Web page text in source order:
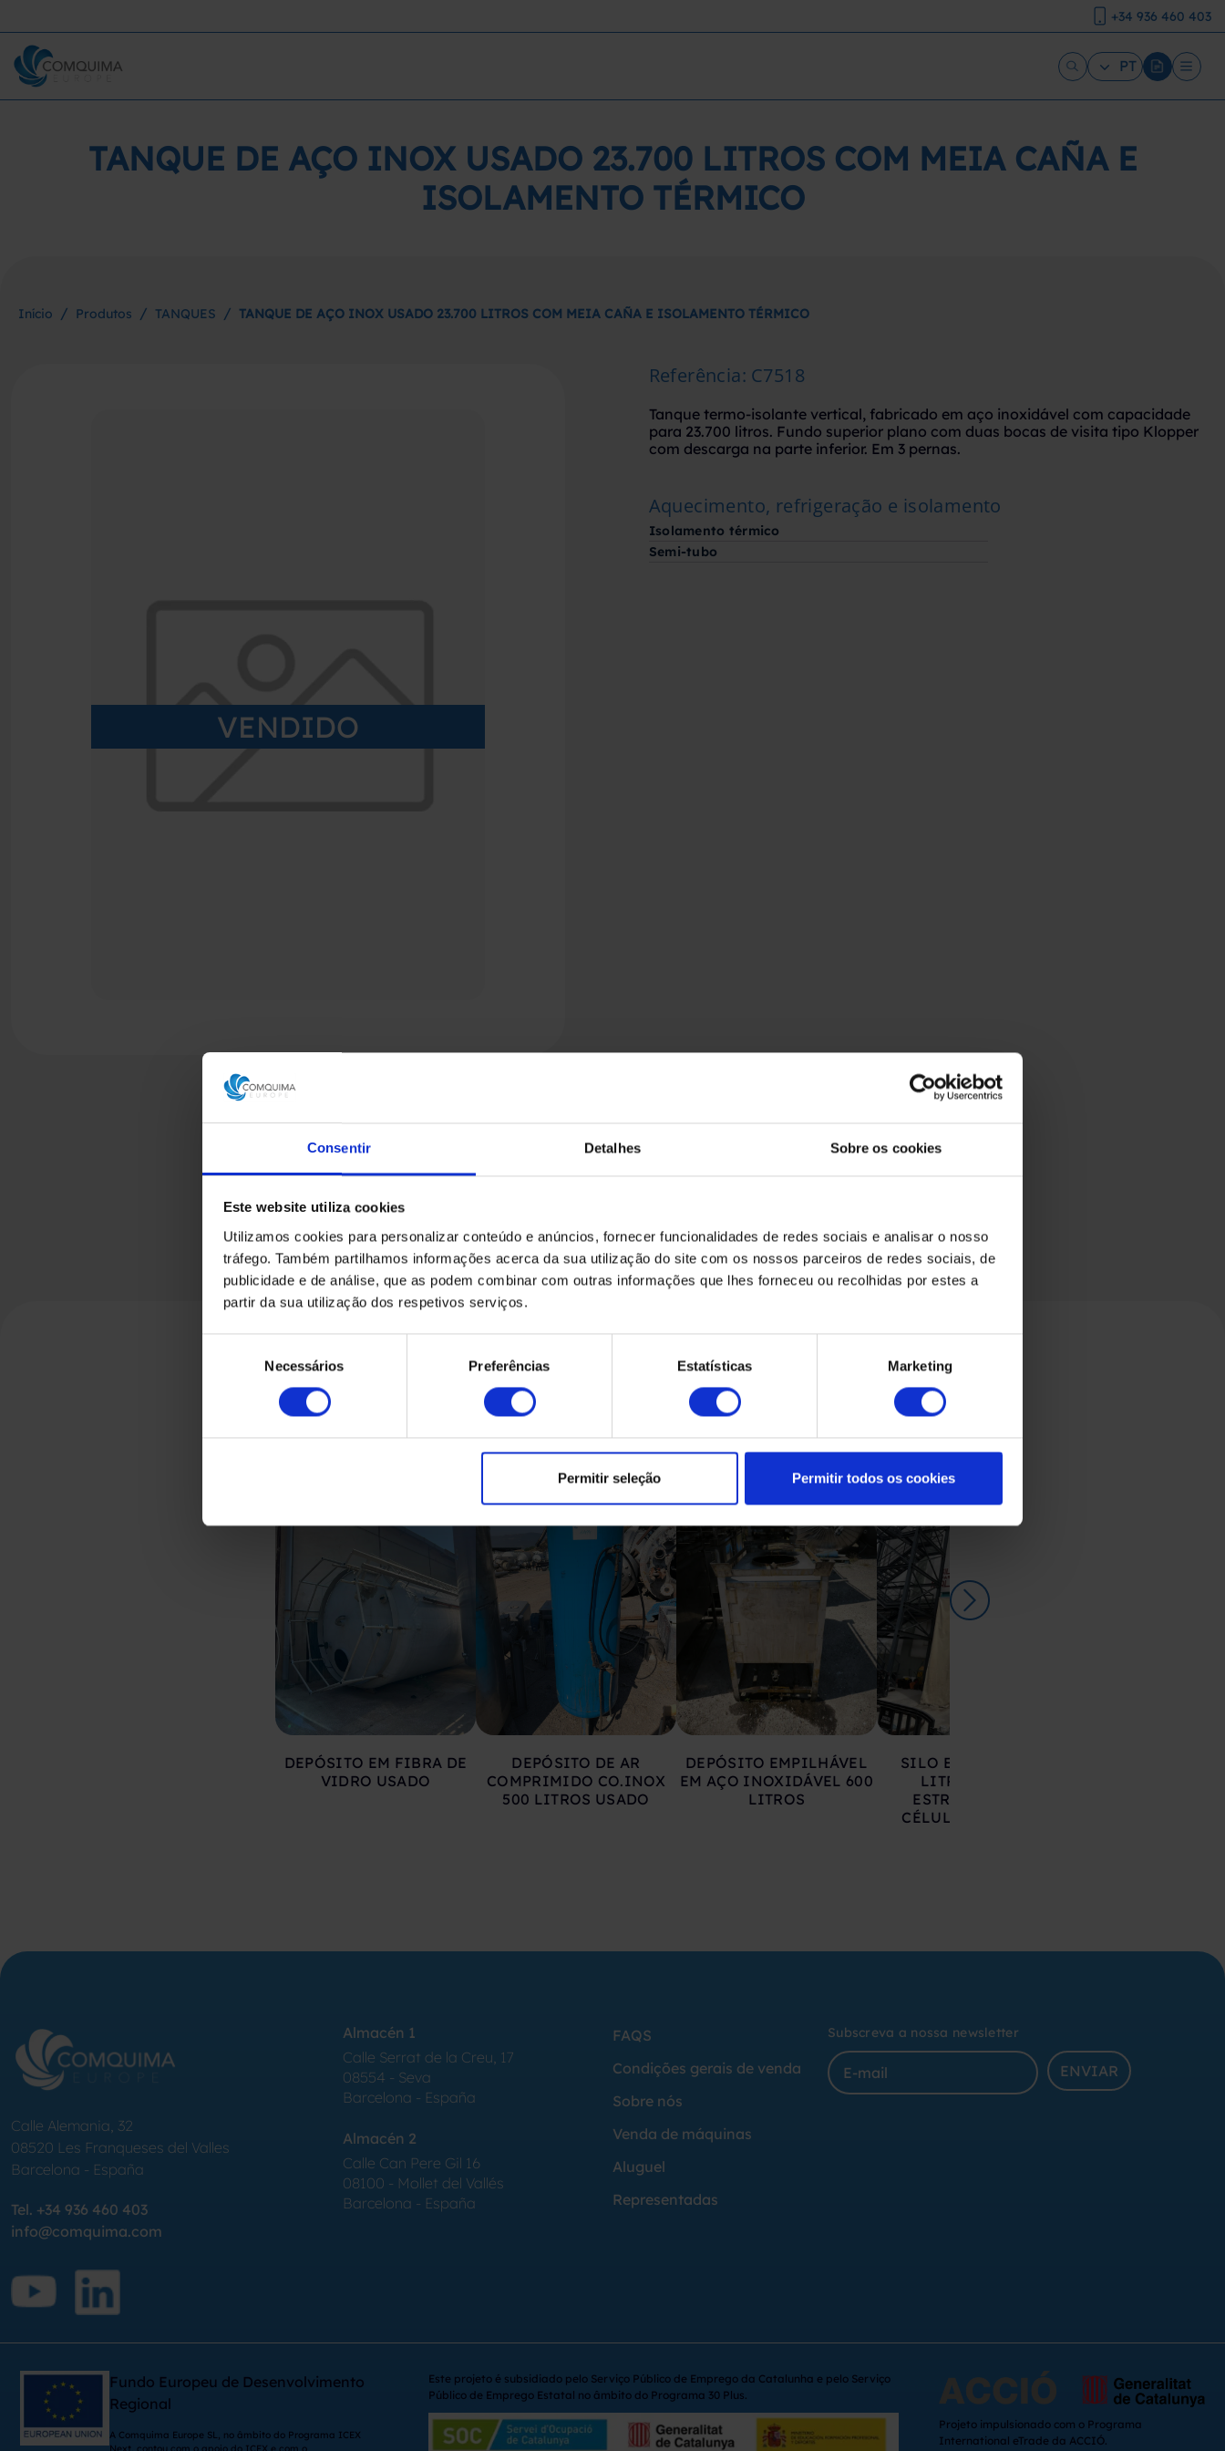
Consentir Detalhes Sobre os cookies
Este website utiliza cookies
Utilizamos cookies para personalizar conteúdo e anúncios, fornecer funcionalidades de redes sociais e analisar o nosso
tráfego. Também partilhamos informações acerca da sua utilização do site com os nossos parceiros de redes sociais, de
publicidade e de análise, que as podem combinar com outras informações que lhes forneceu ou recolhidas por estes a
partir da sua utilização dos respetivos serviços.
consentimento
Necessários Preferências Estatísticas Marketing
Permitir seleção Permitir todos os cookies
+34 936 460 403
PT
TANQUE DE AÇO INOX USADO 23.700 LITROS COM MEIA CAÑA E
ISOLAMENTO TÉRMICO
Início / Produtos / TANQUES / TANQUE DE AÇO INOX USADO 23.700 LITROS COM MEIA CAÑA E ISOLAMENTO TÉRMICO
VENDIDO
Referência: C7518
Tanque termo-isolante vertical, fabricado em aço inoxidável com capacidade
para 23.700 litros. Fundo superior plano com duas bocas de visita tipo Klopper
com descarga na parte inferior. Em 3 pernas.
Aquecimento, refrigeração e isolamento
Isolamento térmico
Semi-tubo
Produtos Relacionados
DEPÓSITO EM FIBRA DE
VIDRO USADO
DEPÓSITO DE AR
COMPRIMIDO CO.INOX
500 LITROS USADO
DEPÓSITO EMPILHÁVEL
EM AÇO INOXIDÁVEL 600
LITROS
SILO EM AÇO 17.000
LITROS SOBRE
ESTRUTURA COM
CÉLULAS DE CARGA
Calle Alemania, 32
08520 Les Franqueses del Valles
Barcelona - España
Tel. +34 936 460 403
info@comquima.com
Almacén 1
Calle Serrat de la Creu, 17
08554 - Seva
Barcelona - España
Almacén 2
Calle Can Pere Gil 16
08100 - Mollet del Vallés
Barcelona - España
FAQS
Condições gerais de venda
Sobre nós
Venda de máquinas
Aluguel
Representadas
Subscreva a nossa newsletter
ENVIAR
Fundo Europeu de Desenvolvimento
Regional
A Comquima Europe SL, no âmbito do Programa ICEX
Este projeto é subsidiado pelo Serviço Público de Emprego da Catalunha e pelo Serviço
Público de Emprego Estatal no âmbito do Programa 30 Plus.
Projeto impulsionado com o Programa
International eTrade da ACCIÓ.